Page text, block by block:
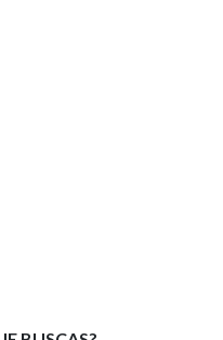
política de
imaxe: